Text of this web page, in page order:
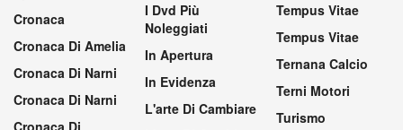
Cronaca
Cronaca Di Amelia
Cronaca Di Narni
Cronaca Di Narni
Cronaca Di
I Dvd Più
Noleggiati
In Apertura
In Evidenza
L'arte Di Cambiare
Tempus Vitae
Tempus Vitae
Ternana Calcio
Terni Motori
Turismo